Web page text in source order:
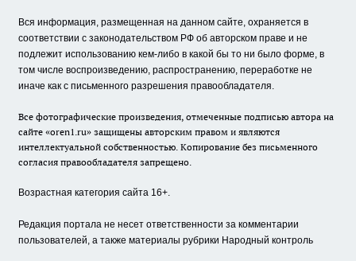
Вся информация, размещенная на данном сайте, охраняется в
соответствии с законодательством РФ об авторском праве и не
подлежит использованию кем-либо в какой бы то ни было форме, в
том числе воспроизведению, распространению, переработке не
иначе как с письменного разрешения правообладателя.
Все фотографические произведения, отмеченные подписью автора на
сайте «oren1.ru» защищены авторским правом и являются
интеллектуальной собственностью. Копирование без письменного
согласия правообладателя запрещено.
Возрастная категория сайта 16+.
Редакция портала не несет ответственности за комментарии
пользователей, а также материалы рубрики Народный контроль